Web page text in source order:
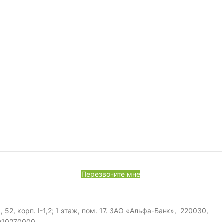
Перезвоните мне
корп. I-1,2; 1 этаж, пом. 17. ЗАО «Альфа-Банк», 220030,